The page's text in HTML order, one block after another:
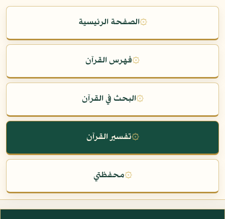
۞الصفحة الرئيسية
۞فهرس القرآن
۞البحث في القرآن
۞تفسير القرآن
۞محفظتي